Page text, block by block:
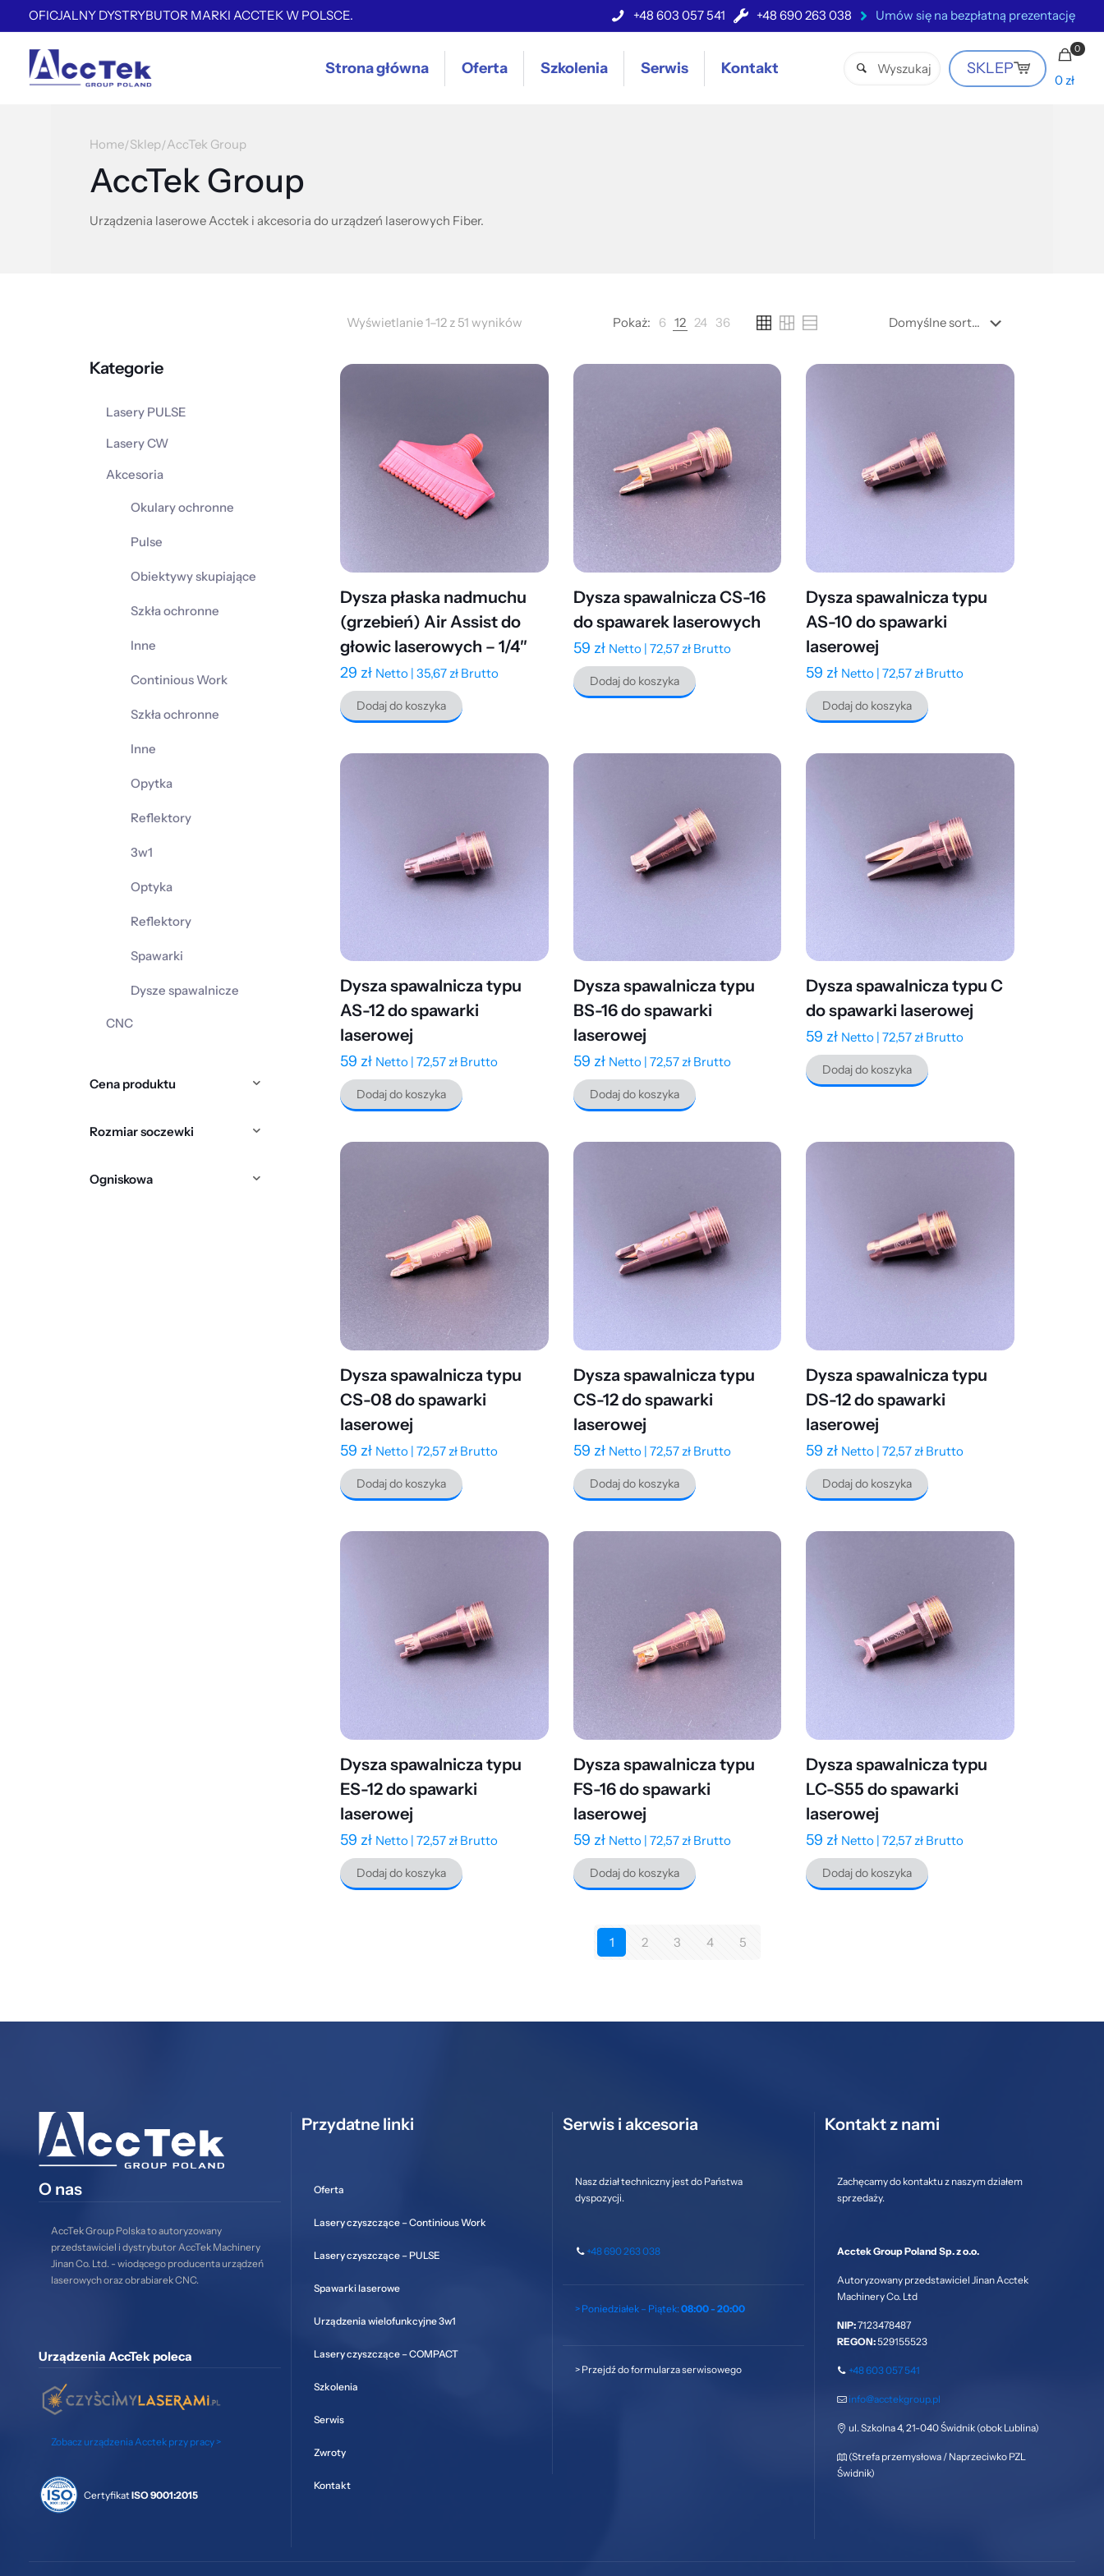
OFICJALNY DYSTRYBUTOR MARKI ACCTEK W POLSCE. +48 603 057 541 +48 690 263 038 Umów się na bezpłatną prezentację
Strona główna Oferta Szkolenia Serwis Kontakt SKLEP
0
0 zł
Home/Sklep/AccTek Group
AccTek Group
Urządzenia laserowe Acctek i akcesoria do urządzeń laserowych Fiber.
Kategorie
Lasery PULSE
Lasery CW
Akcesoria
Okulary ochronne
Pulse
Obiektywy skupiające
Szkła ochronne
Inne
Continious Work
Szkła ochronne
Inne
Opytka
Reflektory
3w1
Optyka
Reflektory
Spawarki
Dysze spawalnicze
CNC
Cena produktu
Rozmiar soczewki
Ogniskowa
Wyświetlanie 1–12 z 51 wyników Pokaż: 6 12 24 36
Dysza płaska nadmuchu
(grzebień) Air Assist do
głowic laserowych – 1/4″
29 zł Netto | 35,67 zł Brutto
Dodaj do koszyka
Dysza spawalnicza CS-16
do spawarek laserowych
59 zł Netto | 72,57 złBrutto
Dodaj do koszyka
Dysza spawalnicza typu
AS-10 do spawarki
laserowej
59 zł Netto |72,57 zł Brutto
Dodaj do koszyka
Dysza spawalnicza typu
AS-12 do spawarki
laserowej
59 zł Netto | 72,57zł Brutto
Dodaj do koszyka
Dysza spawalnicza typu
BS-16 do spawarki
laserowej
59 zł Netto | 72,57złBrutto
Dodaj do koszyka
Dysza spawalnicza typu C
do spawarki laserowej
59 zł Netto |72,57zł Brutto
Dodaj do koszyka
Dysza spawalnicza typu
CS-08 do spawarki
laserowej
59 zł Netto | 72,57zł Brutto
Dodaj do koszyka
Dysza spawalnicza typu
CS-12 do spawarki
laserowej
59 zł Netto | 72,57złBrutto
Dodaj do koszyka
Dysza spawalnicza typu
DS-12 do spawarki
laserowej
59 zł Netto |72,57zł Brutto
Dodaj do koszyka
Dysza spawalnicza typu
ES-12 do spawarki
laserowej
59 zł Netto | 72,57 zł Brutto
Dodaj do koszyka
Dysza spawalnicza typu
FS-16 do spawarki
laserowej
59 zł Netto | 72,57 złBrutto
Dodaj do koszyka
Dysza spawalnicza typu
LC-S55 do spawarki
laserowej
59 zł Netto |72,57 zł Brutto
Dodaj do koszyka
1 2 3 4 5
O nas
AccTek Group Polska to autoryzowany
przedstawiciel i dystrybutor AccTek Machinery
Jinan Co. Ltd. - wiodącego producenta urządzeń
laserowych oraz obrabiarek CNC.
Urządzenia AccTek poleca
Zobacz urządzenia Acctek przy pracy >
CertyfikatISO 9001:2015
Przydatne linki
Oferta
Lasery czyszczące – Continious Work
Lasery czyszczące – PULSE
Spawarki laserowe
Urządzenia wielofunkcyjne 3w1
Lasery czyszczące – COMPACT
Szkolenia
Serwis
Zwroty
Kontakt
Serwis i akcesoria
Nasz dział techniczny jest do Państwa
dyspozycji.
+48 690 263 038
> Poniedziałek – Piątek: 08:00 - 20:00
> Przejdź do formularza serwisowego
Kontakt z nami
Zachęcamy do kontaktu z naszym działem
sprzedaży.
Acctek Group Poland Sp. z o.o.
Autoryzowany przedstawiciel Jinan Acctek
Machinery Co. Ltd
NIP:7123478487
REGON:529155523
+48 603 057 541
info@acctekgroup.pl
ul. Szkolna 4, 21-040 Świdnik (obok Lublina)
(Strefa przemysłowa / Naprzeciwko PZL
Świdnik)